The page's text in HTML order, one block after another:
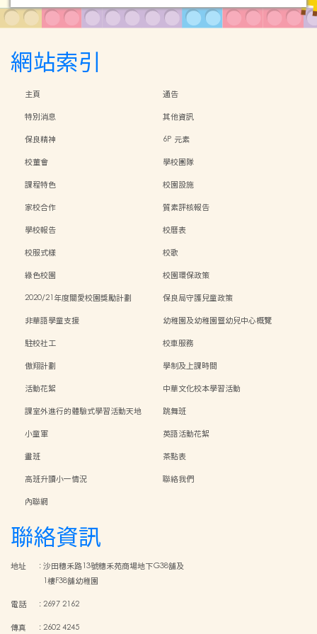
網站索引
主頁
通告
特別消息
其他資訊
保良精神
6P 元素
校董會
學校團隊
課程特色
校園設施
家校合作
質素評核報告
學校報告
校曆表
校服式樣
校歌
綠色校園
校園環保政策
2020/21年度關愛校園獎勵計劃
保良局守護兒童政策
非華語學童支援
幼稚園及幼稚園暨幼兒中心概覽
駐校社工
校車服務
傲翔計劃
學制及上課時間
活動花絮
中華文化校本學習活動
課室外進行的體驗式學習活動天地
跳舞班
小童軍
英語活動花絮
畫班
茶點表
高班升讀小一情況
聯絡我們
內聯網
聯絡資訊
地址 :沙田穗禾路13號穗禾苑商場地下G38舖及
1樓F38舖幼稚園
電話 :2697 2162
傳真 :2602 4245